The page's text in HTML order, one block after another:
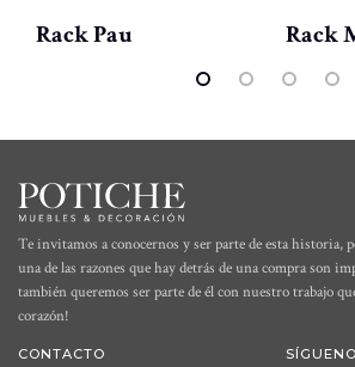
Rack Pau Rack
Te invitamos a conocernos y ser parte de esta historia,
una de las razones que hay detrás de una compra son
también queremos ser parte de él con nuestro trabajo
corazón!
CONTACTO